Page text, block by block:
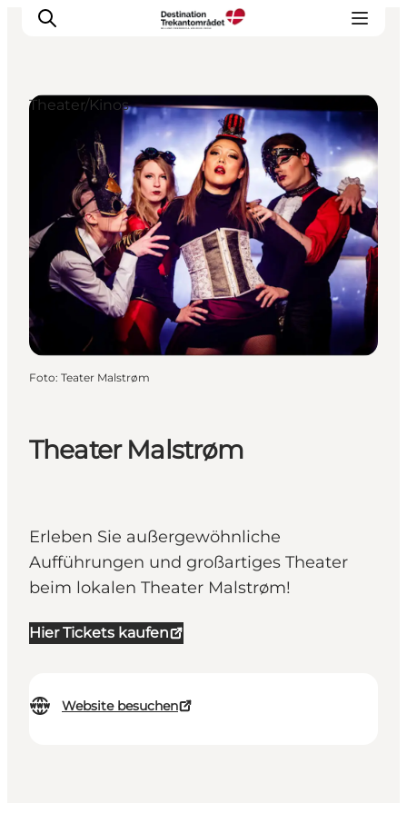
LEGOLAND® Billund Resort
Städte
Erlebnisse
Unterkünfte
Reiseplanung
Tickets
Theater Malstrøm
Erleben Sie außergewöhnliche
Aufführungen und großartiges Theater
beim lokalen Theater Malstrøm!
Hier Tickets kaufen
Website besuchen
Theater/Kinos
Foto: Teater Malstrøm